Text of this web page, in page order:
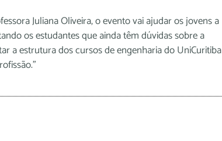
Juliana Oliveira, o evento vai ajudar os jovens a
os estudantes que ainda têm dúvidas sobre a
a estrutura dos cursos de engenharia do UniCuritiba